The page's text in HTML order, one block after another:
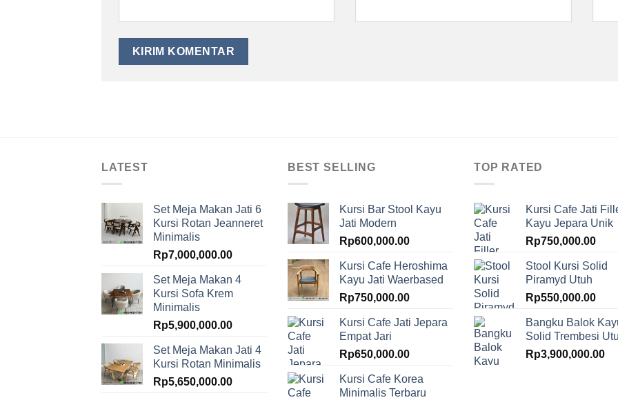
LATEST
Set Meja Makan Jati 6
Kursi Rotan Jeanneret
Minimalis
Rp7,000,000.00
Set Meja Makan 4
Kursi Sofa Krem
Minimalis
Rp5,900,000.00
Set Meja Makan Jati 4
Kursi Rotan Minimalis
Rp5,650,000.00
BEST SELLING
Kursi Bar Stool Kayu
Jati Modern
Rp600,000.00
Kursi Cafe Heroshima
Kayu Jati Waerbased
Rp750,000.00
Kursi Cafe Jati Jepara
Empat Jari
Rp650,000.00
Kursi Cafe Korea
Minimalis Terbaru
TOP RATED
Kursi Cafe Jati
Kayu Jepara Unik
Rp750,000.00
Stool Kursi Solid
Piramyd Utuh
Rp550,000.00
Bangku Balok
Solid Trembesi
Rp3,900,000.00